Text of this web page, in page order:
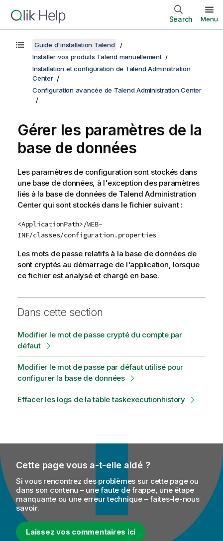
Search Menu
Guide d'installation Talend
Installer vos produits Talend manuellement
Installation et configuration de Talend Administration
Center
Configuration avancée de Talend Administration Center
Gérer les paramètres de la
base de données
Les paramètres de configuration sont stockés dans
une base de données, à l'exception des paramètres
liés à la base de données de Talend Administration
Centerqui sont stockés dans le fichier suivant :
<ApplicationPath>/WEB-
INF/classes/configuration.properties
Les mots de passe relatifs à la base de données de
sont cryptés au démarrage de l'application, lorsque
ce fichier est analysé et chargé en base.
Dans cette section
Modifier le mot de passe crypté du compte par
défaut
Modifier le mot de passe par défaut utilisé pour
configurer la base de données
Effacer les logs de la table taskexecutionhistory
Cette page vous a-t-elle aidé ?
Si vous rencontrez des problèmes sur cette page ou
dans son contenu – une faute de frappe, une étape
manquante ou une erreur technique – faites-le-nous
savoir.
Laissez vos commentaires ici